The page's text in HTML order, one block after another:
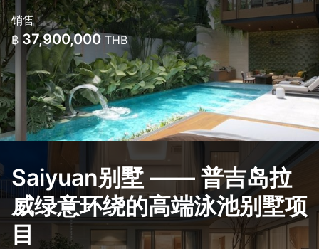
销售
฿ 37,900,000THB
Saiyuan别墅 —— 普吉岛拉
威绿意环绕的高端泳池别墅项
目